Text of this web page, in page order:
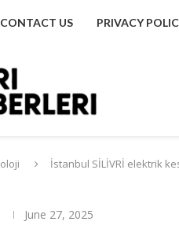
CONTACT US PRIVACY
İstanbul SİLİVRİ elektrik
June 27, 2025